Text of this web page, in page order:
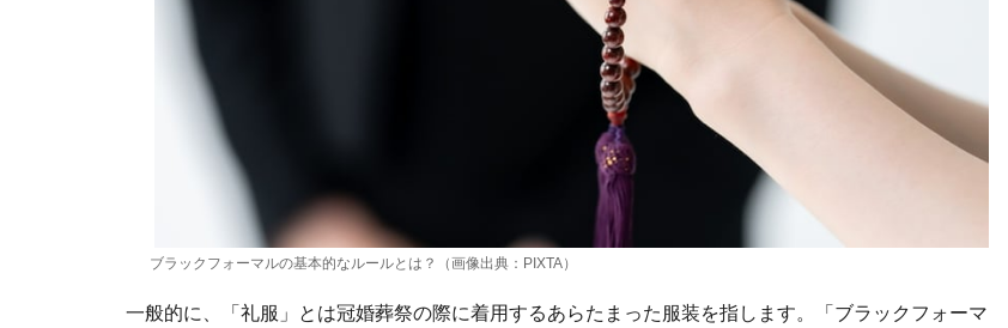
ブラックフォーマルの基本的なルールとは？（画像出典：PIXTA）
一般的に、「礼服」とは冠婚葬祭の際に着用するあらたまった服装を指します。「ブラックフォーマ